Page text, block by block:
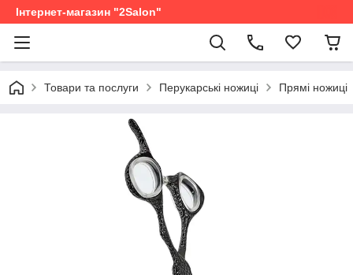
Інтернет-магазин "2Salon"
Товари та послуги Перукарські ножиці Прямі ножиці